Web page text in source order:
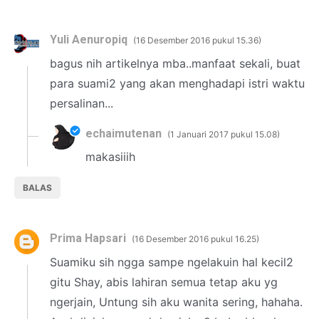
Yuli Aenuropiq 16 Desember 2016 pukul 15.36
bagus nih artikelnya mba..manfaat sekali, buat
para suami2 yang akan menghadapi istri waktu
persalinan...
BALAS
echaimutenan 1 Januari 2017 pukul 15.08
makasiiih
Prima Hapsari 16 Desember 2016 pukul 16.25
Suamiku sih ngga sampe ngelakuin hal kecil2
gitu Shay, abis lahiran semua tetap aku yg
ngerjain, Untung sih aku wanita sering, hahaha.